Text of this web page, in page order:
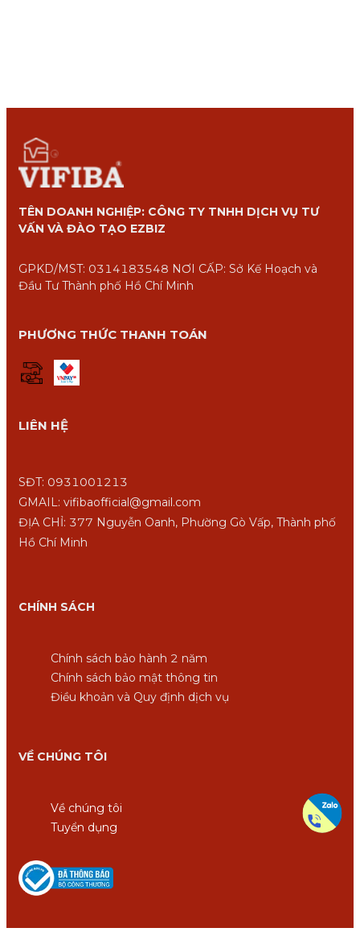
VỀ CHÚNG TÔI
Về chúng tôi
Tuyển dụng
CHÍNH SÁCH
Chính sách bảo hành 2 năm
Chính sách bảo mật thông tin
Điều khoản và Quy định dịch vụ
LIÊN HỆ
SĐT: 0931001213
GMAIL: vifibaofficial@gmail.com
ĐỊA CHỈ: 377 Nguyễn Oanh, Phường Gò Vấp, Thành phố
Hồ Chí Minh
TÊN DOANH NGHIỆP: CÔNG TY TNHH DỊCH VỤ TƯ
VẤN VÀ ĐÀO TẠO EZBIZ
GPKD/MST: 0314183548 NƠI CẤP: Sở Kế Hoạch và
Đầu Tư Thành phố Hồ Chí Minh
PHƯƠNG THỨC THANH TOÁN